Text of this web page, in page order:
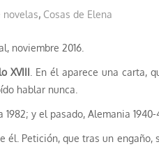
, Cosas de Elena
noviembre 2016.
XVIII . En él aparece una carta,
hablar nunca.
y el pasado, Alemania 1940-
él. Petición, que tras un